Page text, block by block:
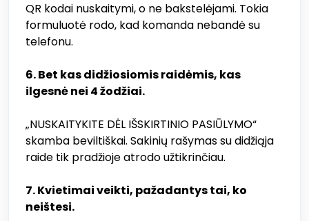
QR kodai nuskaitymi, o ne bakstelėjami. Tokia
formuluotė rodo, kad komanda nebandė su
telefonu.
6. Bet kas didžiosiomis raidėmis, kas
ilgesnė nei 4 žodžiai.
„NUSKAITYKITE DĖL IŠSKIRTINIO PASIŪLYMO“
skamba beviltiškai. Sakinių rašymas su didžiąja
raide tik pradžioje atrodo užtikrinčiau.
7. Kvietimai veikti, pažadantys tai, ko
neištesi.